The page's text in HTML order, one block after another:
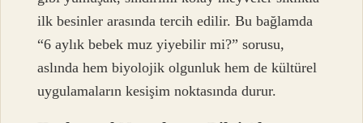
ilk besinler arasında tercih edilir. Bu bağlamda
“6 aylık bebek muz yiyebilir mi?” sorusu,
aslında hem biyolojik olgunluk hem de kültürel
uygulamaların kesişim noktasında durur.